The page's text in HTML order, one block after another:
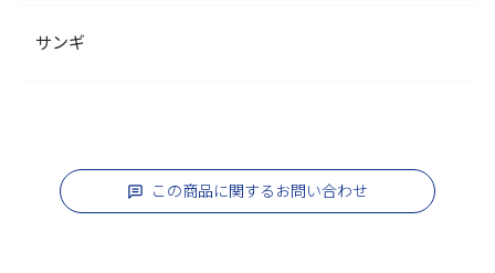
サンギ
この商品に関するお問い合わせ